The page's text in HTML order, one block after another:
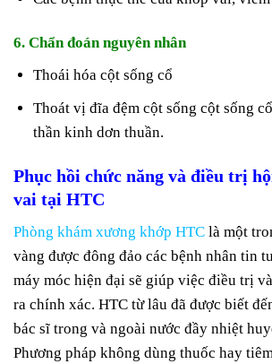
6. Chẩn đoán nguyên nhân
Thoái hóa cột sống cổ
Thoát vị đĩa đệm cột sống cột sống
thần kinh dơn thuần.
Phục hồi chức năng và điều trị
vai tại HTC
Phòng khám xương khớp HTC là một
vàng được đông đảo các bệnh nhân tin
máy móc hiện đại sẽ giúp việc điều trị
ra chính xác. HTC từ lâu đã được biết
bác sĩ trong và ngoài nước đầy nhiệt
Phương pháp không dùng thuốc hay